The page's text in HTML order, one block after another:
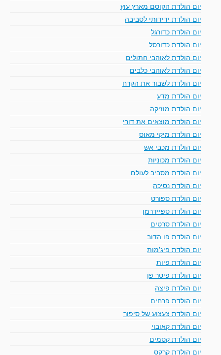
יום הולדת הקוסם מארץ עוץ
יום הולדת ידידותי לסביבה
יום הולדת כדורגל
יום הולדת כדורסל
יום הולדת לאוהבי חתולים
יום הולדת לאוהבי כלבים
יום הולדת לשבור את הקרח
יום הולדת מדע
יום הולדת מוזיקה
יום הולדת מוצאים את דורי
יום הולדת מיקי מאוס
יום הולדת מכבי אש
יום הולדת מכוניות
יום הולדת מסביב לעולם
יום הולדת נסיכה
יום הולדת ספורט
יום הולדת ספיידרמן
יום הולדת סרטים
יום הולדת פו הדוב
יום הולדת פיג'מות
יום הולדת פיות
יום הולדת פיטר פן
יום הולדת פיצה
יום הולדת פרחים
יום הולדת צעצוע של סיפור
יום הולדת קאובוי
יום הולדת קסמים
יום הולדת קרקס